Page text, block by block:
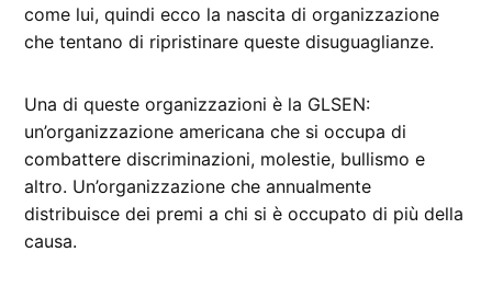
come lui, quindi ecco la nascita di organizzazione
che tentano di ripristinare queste disuguaglianze.
Una di queste organizzazioni è la GLSEN:
un’organizzazione americana che si occupa di
combattere discriminazioni, molestie, bullismo e
altro. Un’organizzazione che annualmente
distribuisce dei premi a chi si è occupato di più della
causa.